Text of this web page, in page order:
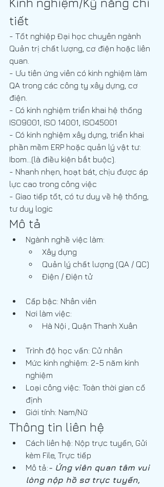
tiết
- Tốt nghiệp Đại học chuyên ngành
Quản trị chất lượng, cơ điện hoặc liên
quan.
- Ưu tiên ứng viên có kinh nghiệm làm
QA trong các công ty xây dựng, cơ
điện.
- Có kinh nghiệm triển khai hệ thống
ISO9001, ISO 14001, ISO45001
- Có kinh nghiệm xây dựng, triển khai
phần mềm ERP hoặc quản lý vật tư:
Ibom…(là điều kiện bắt buộc).
- Nhanh nhẹn, hoạt bát, chịu được áp
lực cao trong công việc
- Giao tiếp tốt, có tư duy về hệ thống,
tư duy logic
Mô tả
Ngành nghề việc làm:
Xây dựng
Quản lý chất lượng (QA / QC)
Điện / Điện tử
Cấp bậc: Nhân viên
Nơi làm việc:
Hà Nội , Quận Thanh Xuân
Trình độ học vấn: Cử nhân
Mức kinh nghiệm: 2-5 năm kinh
nghiệm
Loại công việc: Toàn thời gian cố
định
Giới tính: Nam/Nữ
Thông tin liên hệ
Cách liên hệ: Nộp trực tuyến, Gửi
kèm File, Trực tiếp
Mô tả:- Ứng viên quan tâm vui
lòng nộp hồ sơ trực tuyến,